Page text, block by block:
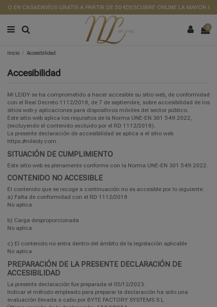
EN CASAENVÍOS GRATIS A PARTIR DE 50 €DESCUBRE ONLINE LA MAYOR
0
Inicio Accesibilidad
Accesibilidad
MI LEIDY se ha comprometido a hacer accesible su sitio web, de conformidad
con el Real Decreto 1112/2018, de 7 de septiembre, sobre accesibilidad de los
sitios web y aplicaciones para dispositivos móviles del sector público.
Este sitio web aplica los requisitos de la Norma UNE-EN 301 549:2022,
(excluyendo el contenido excluido por el RD 1112/2018).
La presente declaración de accesibilidad se aplica a el sitio web
https://mileidy.com.
SITUACIÓN DE CUMPLIMIENTO
Este sitio web es plenamente conforme con la Norma UNE-EN 301 549:2022.
CONTENIDO NO ACCESIBLE
El contenido que se recoge a continuación no es accesible por lo siguiente:
a) Falta de conformidad con el RD 1112/2018
No aplica
b) Carga desproporcionada
No aplica
c) El contenido no entra dentro del ámbito de la legislación aplicable
No aplica
PREPARACIÓN DE LA PRESENTE DECLARACIÓN DE
ACCESIBILIDAD
La presente declaración fue preparada el 05/12/2023.
Indicar el método empleado para preparar la declaración ha sido una
evaluación llevada a cabo por BYTE FACTORY SYSTEMS S.L